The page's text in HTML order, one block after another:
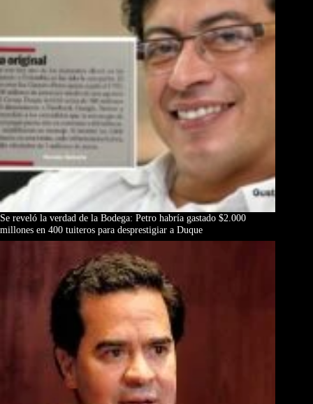
Se reveló la verdad de la Bodega: Petro habría gastado $2.000
millones en 400 tuiteros para desprestigiar a Duque